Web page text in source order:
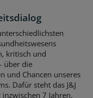
kritisch und
über die
und Chancen unseres
Dafür steht das J&J
7 Jahren.